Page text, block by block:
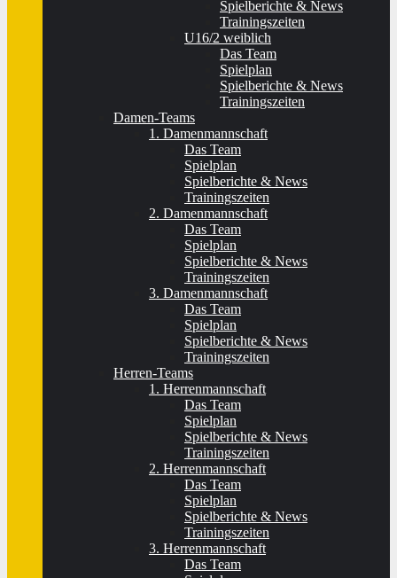
Spielberichte & News
Trainingszeiten
U16/2 weiblich
Das Team
Spielplan
Spielberichte & News
Trainingszeiten
Damen-Teams
1. Damenmannschaft
Das Team
Spielplan
Spielberichte & News
Trainingszeiten
2. Damenmannschaft
Das Team
Spielplan
Spielberichte & News
Trainingszeiten
3. Damenmannschaft
Das Team
Spielplan
Spielberichte & News
Trainingszeiten
Herren-Teams
1. Herrenmannschaft
Das Team
Spielplan
Spielberichte & News
Trainingszeiten
2. Herrenmannschaft
Das Team
Spielplan
Spielberichte & News
Trainingszeiten
3. Herrenmannschaft
Das Team